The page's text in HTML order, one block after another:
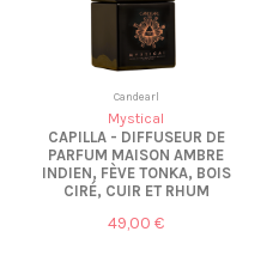
Candearl
Mystical
CAPILLA - DIFFUSEUR DE
PARFUM MAISON AMBRE
INDIEN, FÈVE TONKA, BOIS
CIRÉ, CUIR ET RHUM
49,00 €